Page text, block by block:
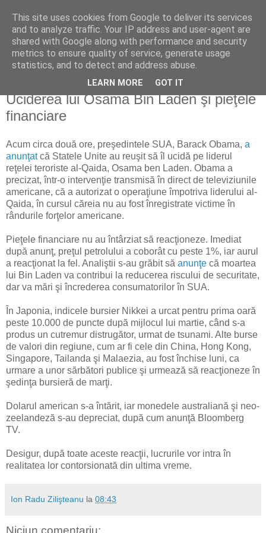
Reflecţii economice
blog de reflecţii, informaţii şi opinii economice
Uciderea lui Osama Bin Laden şi pieţele
financiare
Acum circa două ore, preşedintele SUA, Barack Obama, a
anunţatcă Statele Unite au reuşit să îl ucidă pe liderul
reţelei teroriste al-Qaida, Osama ben Laden. Obama a
precizat, într-o intervenţie transmisă în direct de televiziunile
americane, că a autorizat o operaţiune împotriva liderului al-
Qaida, în cursul căreia nu au fost înregistrate victime în
rândurile forţelor americane.
Pieţele financiare nu au întârziat să reacţioneze. Imediat
după anunţ, preţul petrolului a coborât cu peste 1%, iar aurul
a reacţionat la fel. Analiştii s-au grăbit să anunţe că moartea
lui Bin Laden va contribui la reducerea riscului de securitate,
dar va mări şi încrederea consumatorilor în SUA.
În Japonia, indicele bursier Nikkei a urcat pentru prima oară
peste 10.000 de puncte după mijlocul lui martie, când s-a
produs un cutremur distrugător, urmat de tsunami. Alte burse
de valori din regiune, cum ar fi cele din China, Hong Kong,
Singapore, Tailanda şi Malaezia, au fost închise luni, ca
urmare a unor sărbători publice şi urmează să reacţioneze în
şedinţa bursieră de marţi.
Dolarul american s-a întărit, iar monedele australiană şi neo-
zeelandeză s-au depreciat, după cum anunţă Bloomberg
TV.
Desigur, după toate aceste reacţii, lucrurile vor intra în
realitatea lor contorsionată din ultima vreme.
Ion Radu Zilişteanu la 08:43
Niciun comentariu:
This site uses cookies from Google to deliver its services
and to analyze traffic. Your IP address and user-agent are
shared with Google along with performance and security
metrics to ensure quality of service, generate usage
statistics, and to detect and address abuse.
LEARN MORE GOT IT